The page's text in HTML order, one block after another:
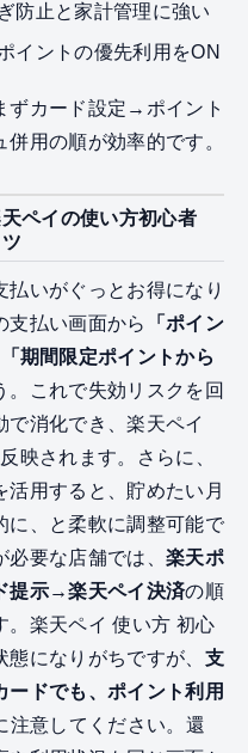
防止と家計管理に強い
イントの優先利用をON
ずカード設定→ポイント
用の順が効率的です。
ペイの使い方初心者
いがぐっとお得になり
支払い画面から
「ポイン
「期間限定ポイントから
。これで失効リスクを回
消化でき、楽天ペイ
映されます。さらに、
活用すると、貯めたい月
に、と柔軟に調整可能で
必要な店舗では、楽天ポ
提示→楽天ペイ決済の順
。楽天ペイ 使い方 初心
になりがちですが、 支
ドでも、ポイント利用
注意してください。還